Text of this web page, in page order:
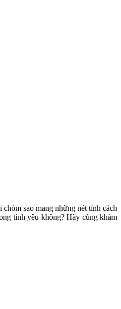
sao mang những nét tính cách
tình yêu không? Hãy cùng khám